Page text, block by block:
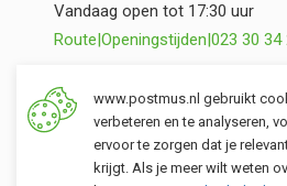
Vandaag open tot 17:30 uur
Route Openingstijden 023 30 34
Opslag Valkenburg (ZH)
Torenvlietslaan 3
Vandaag open tot 17:00 uur
Route|Openingstijden |071 401
www.postmus.nl gebruikt
verbeteren en te analyseren,
ervoor te zorgen dat je
krijgt. Als je meer wilt weten